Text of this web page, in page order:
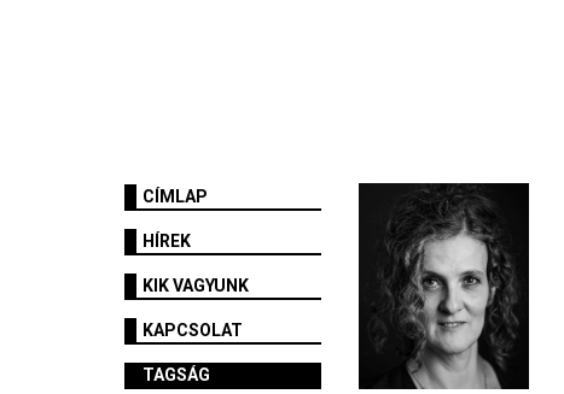
CÍMLAP
HÍREK
KIK VAGYUNK
KAPCSOLAT
TAGSÁG